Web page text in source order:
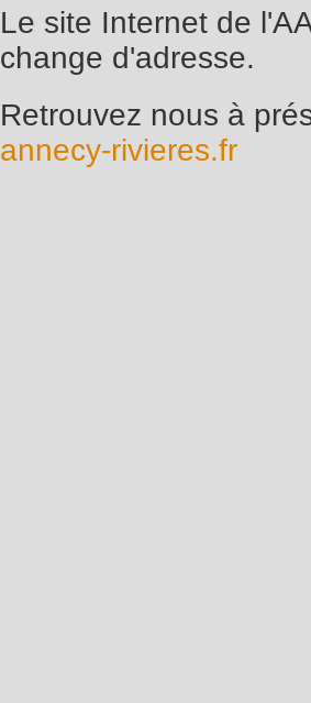
Le site Internet de
change d'adresse.
Retrouvez nous à
annecy-rivieres.fr